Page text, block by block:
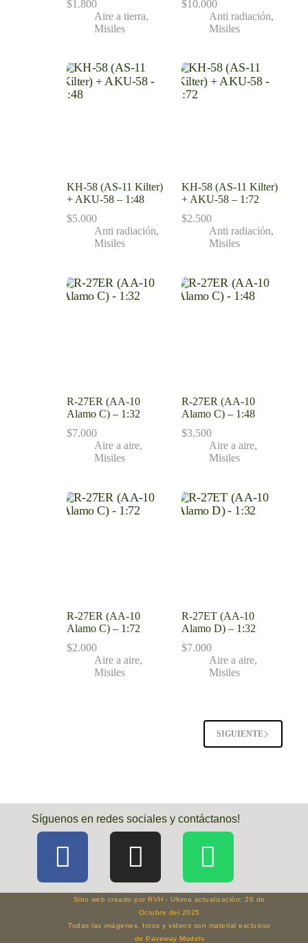
$1.800
Aire a tierra,
Misiles
$10.000
Anti radiación,
Misiles
KH-58 (AS-11 Kilter)
+ AKU-58 – 1:48
$5.000
Anti radiación,
Misiles
KH-58 (AS-11 Kilter)
+ AKU-58 – 1:72
$2.500
Anti radiación,
Misiles
R-27ER (AA-10
Alamo C) – 1:32
$7.000
Aire a aire,
Misiles
R-27ER (AA-10
Alamo C) – 1:48
$3.500
Aire a aire,
Misiles
R-27ER (AA-10
Alamo C) – 1:72
$2.000
Aire a aire,
Misiles
R-27ET (AA-10
Alamo D) – 1:32
$7.000
Aire a aire,
Misiles
SIGUIENTE
Síguenos en redes sociales y contáctanos!
Sitio web creado por RVH - Ultima actualización: 26 de
Octubre del 2025
Todas las imágenes, fotos y videos son material exclusivo
de Paveway Models